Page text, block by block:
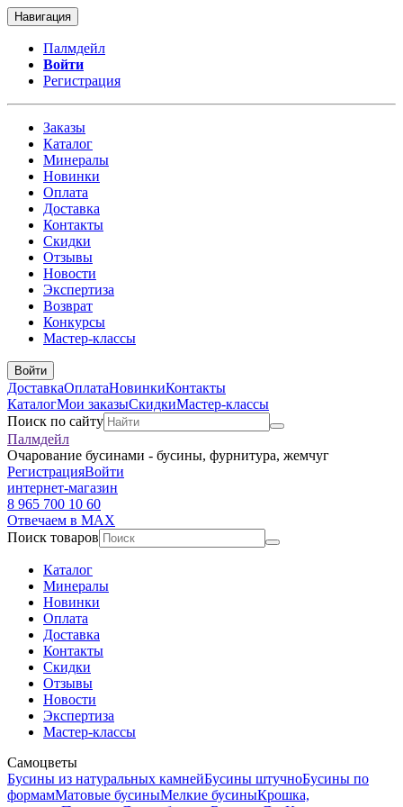
Навигация
Палмдейл
Войти
Регистрация
Заказы
Каталог
Минералы
Новинки
Оплата
Доставка
Контакты
Скидки
Отзывы
Новости
Экспертиза
Возврат
Конкурсы
Мастер-классы
Войти
ДоставкаОплатаНовинкиКонтакты
КаталогМои заказыСкидкиМастер-классы
Поиск по сайту
Палмдейл
Очарование бусинами - бусины, фурнитура, жемчуг
РегистрацияВойти
интернет-магазин
8 965 700 10 60
Отвечаем в MAX
Поиск товаров
Каталог
Минералы
Новинки
Оплата
Доставка
Контакты
Скидки
Отзывы
Новости
Экспертиза
Мастер-классы
Самоцветы
Бусины из натуральных камнейБусины штучноБусины по
формамМатовые бусиныМелкие бусиныКрошка,